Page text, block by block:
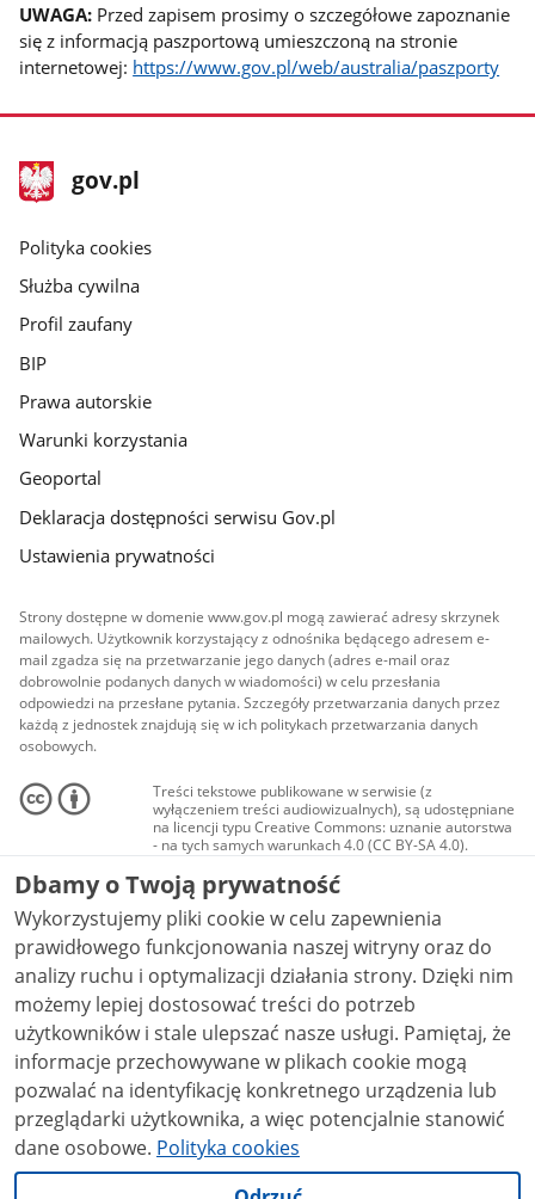
UWAGA: Przed zapisem prosimy o szczegółowe zapoznanie
się z informacją paszportową umieszczoną na stronie
internetowej: https://www.gov.pl/web/australia/paszporty
stopka
gov.pl
Strona
gov.pl
gov.pl
Polityka cookies
Służba cywilna
Profil zaufany
BIP
Prawa autorskie
Warunki korzystania
Geoportal
Deklaracja dostępności serwisu Gov.pl
Ustawienia prywatności
Strony dostępne w domenie www.gov.pl mogą zawierać adresy skrzynek
mailowych. Użytkownik korzystający z odnośnika będącego adresem e-
mail zgadza się na przetwarzanie jego danych (adres e-mail oraz
dobrowolnie podanych danych w wiadomości) w celu przesłania
odpowiedzi na przesłane pytania. Szczegóły przetwarzania danych przez
każdą z jednostek znajdują się w ich politykach przetwarzania danych
osobowych.
Treści tekstowe publikowane w serwisie (z
wyłączeniem treści audiowizualnych), są udostępniane
na licencji typu Creative Commons: uznanie autorstwa
- na tych samych warunkach 4.0 (CC BY-SA 4.0).
Materiały audiowizualne, w tym zdjęcia, materiały
audio i wideo, są udostępniane na licencji typu
Creative Commons: uznanie autorstwa użycie
niekomercyjne - bez utworów zależnych 4.0 (CC BY-
NC-ND 4.0), o ile nie jest to stwierdzone inaczej.
Dbamy o Twoją prywatność
Wykorzystujemy pliki cookie w celu zapewnienia
prawidłowego funkcjonowania naszej witryny oraz do
analizy ruchu i optymalizacji działania strony. Dzięki nim
możemy lepiej dostosować treści do potrzeb
użytkowników i stale ulepszać nasze usługi. Pamiętaj, że
informacje przechowywane w plikach cookie mogą
pozwalać na identyfikację konkretnego urządzenia lub
przeglądarki użytkownika, a więc potencjalnie stanowić
dane osobowe. Polityka cookies